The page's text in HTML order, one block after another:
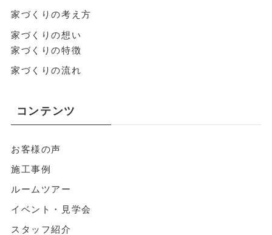
家づくりの考え方
家づくりの想い
家づくりの特徴
家づくりの流れ
コンテンツ
お客様の声
施工事例
ルームツアー
イベント・見学会
スタッフ紹介